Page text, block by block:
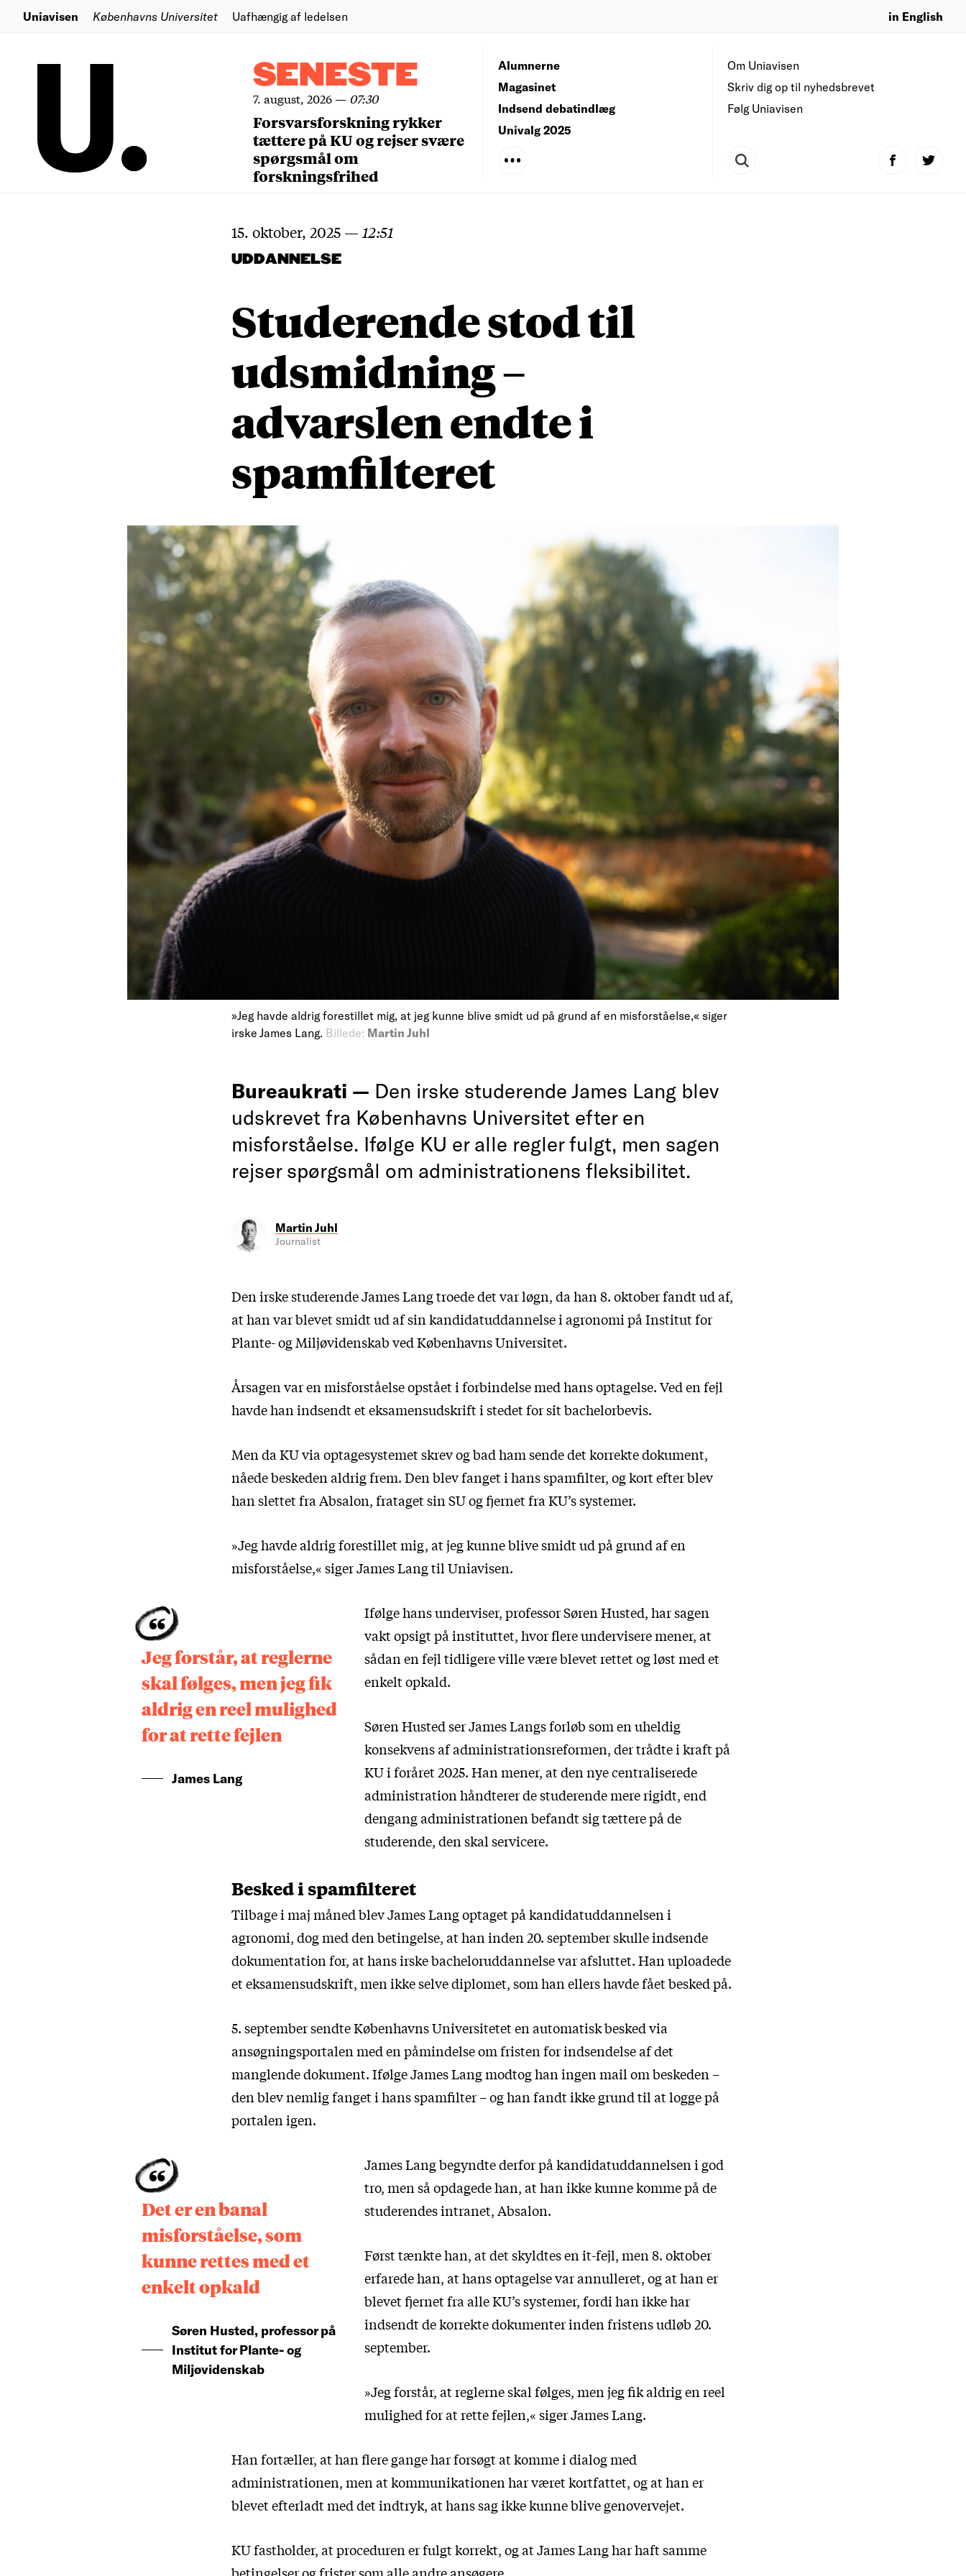
Uniavisen Københavns Universitet Uafhængig af ledelsen in English
SENESTE
7. august, 2026— 07:30
Forsvarsforskning rykker
tættere på KU og rejser svære
spørgsmål om
forskningsfrihed
Om Uniavisen
Skriv dig op til nyhedsbrevet
Følg Uniavisen
Alumnerne
Magasinet
Indsend debatindlæg
Univalg 2025
15. oktober, 2025 — 12:51
UDDANNELSE
Studerende stod til
udsmidning –
advarslen endte i
spamfilteret
»Jeg havde aldrig forestillet mig, at jeg kunne blive smidt ud på grund af en misforståelse,« siger
irske James Lang. Billede: Martin Juhl
Bureaukrati — Den irske studerende James Lang blev
udskrevet fra Københavns Universitet efter en
misforståelse. Ifølge KU er alle regler fulgt, men sagen
rejser spørgsmål om administrationens fleksibilitet.
Martin Juhl
Journalist
Den irske studerende James Lang troede det var løgn, da han 8. oktober fandt ud af,
at han var blevet smidt ud af sin kandidatuddannelse i agronomi på Institut for
Plante- og Miljøvidenskab ved Københavns Universitet.
Årsagen var en misforståelse opstået i forbindelse med hans optagelse. Ved en fejl
havde han indsendt et eksamensudskrift i stedet for sit bachelorbevis.
Men da KU via optagesystemet skrev og bad ham sende det korrekte dokument,
nåede beskeden aldrig frem. Den blev fanget i hans spamfilter, og kort efter blev
han slettet fra Absalon, frataget sin SU og fjernet fra KU’s systemer.
»Jeg havde aldrig forestillet mig, at jeg kunne blive smidt ud på grund af en
misforståelse,« siger James Lang til Uniavisen.
Jeg forstår, at reglerne
skal følges, men jeg fik
aldrig en reel mulighed
for at rette fejlen
James Lang
Ifølge hans underviser, professor Søren Husted, har sagen
vakt opsigt på instituttet, hvor flere undervisere mener, at
sådan en fejl tidligere ville være blevet rettet og løst med et
enkelt opkald.
Søren Husted ser James Langs forløb som en uheldig
konsekvens af administrationsreformen, der trådte i kraft på
KU i foråret 2025. Han mener, at den nye centraliserede
administration håndterer de studerende mere rigidt, end
dengang administrationen befandt sig tættere på de
studerende, den skal servicere.
Besked i spamfilteret
Tilbage i maj måned blev James Lang optaget på kandidatuddannelsen i
agronomi, dog med den betingelse, at han inden 20. september skulle indsende
dokumentation for, at hans irske bacheloruddannelse var afsluttet. Han uploadede
et eksamensudskrift, men ikke selve diplomet, som han ellers havde fået besked på.
5. september sendte Københavns Universitetet en automatisk besked via
ansøgningsportalen med en påmindelse om fristen for indsendelse af det
manglende dokument. Ifølge James Lang modtog han ingen mail om beskeden –
den blev nemlig fanget i hans spamfilter – og han fandt ikke grund til at logge på
portalen igen.
Det er en banal
misforståelse, som
kunne rettes med et
enkelt opkald
Søren Husted, professor på
Institut for Plante- og
Miljøvidenskab
James Lang begyndte derfor på kandidatuddannelsen i god
tro, men så opdagede han, at han ikke kunne komme på de
studerendes intranet, Absalon.
Først tænkte han, at det skyldtes en it-fejl, men 8. oktober
erfarede han, at hans optagelse var annulleret, og at han er
blevet fjernet fra alle KU’s systemer, fordi han ikke har
indsendt de korrekte dokumenter inden fristens udløb 20.
september.
»Jeg forstår, at reglerne skal følges, men jeg fik aldrig en reel
mulighed for at rette fejlen,« siger James Lang.
Han fortæller, at han flere gange har forsøgt at komme i dialog med
administrationen, men at kommunikationen har været kortfattet, og at han er
blevet efterladt med det indtryk, at hans sag ikke kunne blive genovervejet.
KU fastholder, at proceduren er fulgt korrekt, og at James Lang har haft samme